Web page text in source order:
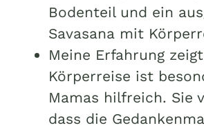
Bodenteil und ein
Savasana mit
Meine Erfahrung
Körperreise ist
Mamas hilfreich. Sie
dass die